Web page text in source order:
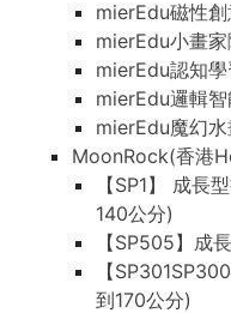
mierEdu磁性
mierEdu小畫
mierEdu認知
mierEdu邏輯
mierEdu魔幻
MoonRock(香港
【SP1】 成長
140公分)
【SP505】成
【
到170公分)